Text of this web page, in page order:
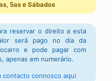
5as e Sábados
reservar o direito a esta
será pago no dia da
e pode pagar com
apenas em numerário.
contacto connosco aqui